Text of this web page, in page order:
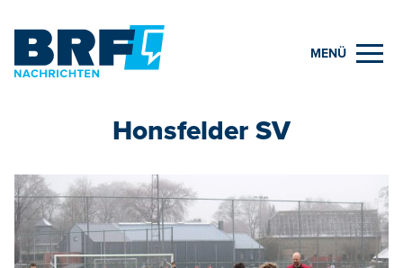
MENÜ
Honsfelder SV